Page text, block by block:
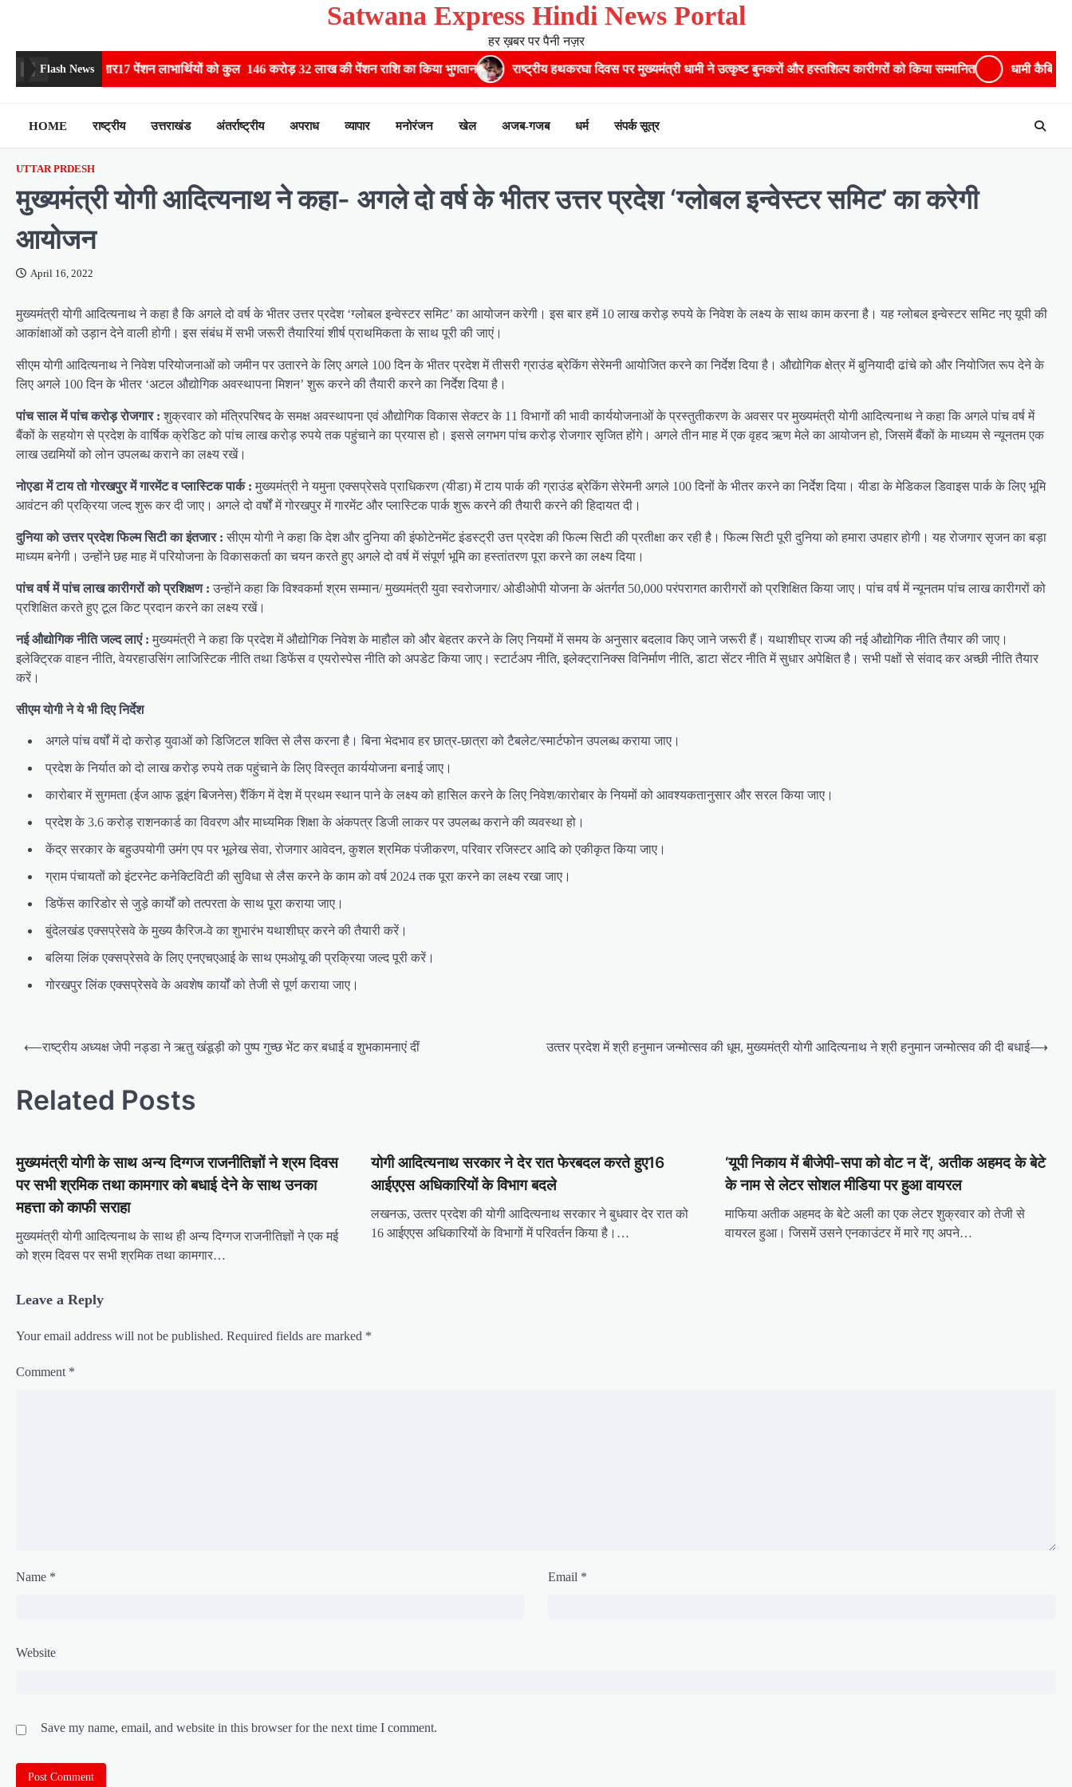
Satwana Express Hindi News Portal
हर ख़बर पर पैनी नज़र
Flash News
लाख 87 हजार17 पेंशन लाभार्थियों को कुल 146 करोड़ 32 लाख की पेंशन राशि का किया भुगतान राष्ट्रीय हथकरघा दिवस पर मुख्यमंत्री धामी ने उत्कृष्ट बुनकरों और हस्तशिल्प कारीगरों को किया सम्मानित ​धामी कैबिनेट का बड़ा
HOME राष्ट्रीय उत्तराखंड अंतर्राष्ट्रीय अपराध व्यापार मनोरंजन खेल अजब-गजब धर्म संपर्क सूत्र
UTTAR PRDESH
मुख्यमंत्री योगी आदित्यनाथ ने कहा- अगले दो वर्ष के भीतर उत्तर प्रदेश ‘ग्लोबल इन्वेस्टर समिट’ का करेगी
आयोजन
April 16, 2022
मुख्यमंत्री योगी आदित्यनाथ ने कहा है कि अगले दो वर्ष के भीतर उत्तर प्रदेश ‘ग्लोबल इन्वेस्टर समिट’ का आयोजन करेगी। इस बार हमें 10 लाख करोड़ रुपये के निवेश के लक्ष्य के साथ काम करना है। यह ग्लोबल इन्वेस्टर समिट नए यूपी की
आकांक्षाओं को उड़ान देने वाली होगी। इस संबंध में सभी जरूरी तैयारियां शीर्ष प्राथमिकता के साथ पूरी की जाएं।
सीएम योगी आदित्यनाथ ने निवेश परियोजनाओं को जमीन पर उतारने के लिए अगले 100 दिन के भीतर प्रदेश में तीसरी ग्राउंड ब्रेकिंग सेरेमनी आयोजित करने का निर्देश दिया है। औद्योगिक क्षेत्र में बुनियादी ढांचे को और नियोजित रूप देने के
लिए अगले 100 दिन के भीतर ‘अटल औद्योगिक अवस्थापना मिशन’ शुरू करने की तैयारी करने का निर्देश दिया है।
पांच साल में पांच करोड़ रोजगार :शुक्रवार को मंत्रिपरिषद के समक्ष अवस्थापना एवं औद्योगिक विकास सेक्टर के 11 विभागों की भावी कार्ययोजनाओं के प्रस्तुतीकरण के अवसर पर मुख्यमंत्री योगी आदित्यनाथ ने कहा कि अगले पांच वर्ष में
बैंकों के सहयोग से प्रदेश के वार्षिक क्रेडिट को पांच लाख करोड़ रुपये तक पहुंचाने का प्रयास हो। इससे लगभग पांच करोड़ रोजगार सृजित होंगे। अगले तीन माह में एक वृहद ऋण मेले का आयोजन हो, जिसमें बैंकों के माध्यम से न्यूनतम एक
लाख उद्यमियों को लोन उपलब्ध कराने का लक्ष्य रखें।
नोएडा में टाय तो गोरखपुर में गारमेंट व प्लास्टिक पार्क :मुख्यमंत्री ने यमुना एक्सप्रेसवे प्राधिकरण (यीडा) में टाय पार्क की ग्राउंड ब्रेकिंग सेरेमनी अगले 100 दिनों के भीतर करने का निर्देश दिया। यीडा के मेडिकल डिवाइस पार्क के लिए भूमि
आवंटन की प्रक्रिया जल्द शुरू कर दी जाए। अगले दो वर्षों में गोरखपुर में गारमेंट और प्लास्टिक पार्क शुरू करने की तैयारी करने की हिदायत दी।
दुनिया को उत्तर प्रदेश फिल्म सिटी का इंतजार :सीएम योगी ने कहा कि देश और दुनिया की इंफोटेनमेंट इंडस्ट्री उत्त प्रदेश की फिल्म सिटी की प्रतीक्षा कर रही है। फिल्म सिटी पूरी दुनिया को हमारा उपहार होगी। यह रोजगार सृजन का बड़ा
माध्यम बनेगी। उन्होंने छह माह में परियोजना के विकासकर्ता का चयन करते हुए अगले दो वर्ष में संपूर्ण भूमि का हस्तांतरण पूरा करने का लक्ष्य दिया।
पांच वर्ष में पांच लाख कारीगरों को प्रशिक्षण :उन्होंने कहा कि विश्वकर्मा श्रम सम्मान/ मुख्यमंत्री युवा स्वरोजगार/ ओडीओपी योजना के अंतर्गत 50,000 परंपरागत कारीगरों को प्रशिक्षित किया जाए। पांच वर्ष में न्यूनतम पांच लाख कारीगरों को
प्रशिक्षित करते हुए टूल किट प्रदान करने का लक्ष्य रखें।
नई औद्योगिक नीति जल्द लाएं :मुख्यमंत्री ने कहा कि प्रदेश में औद्योगिक निवेश के माहौल को और बेहतर करने के लिए नियमों में समय के अनुसार बदलाव किए जाने जरूरी हैं। यथाशीघ्र राज्य की नई औद्योगिक नीति तैयार की जाए।
इलेक्ट्रिक वाहन नीति, वेयरहाउसिंग लाजिस्टिक नीति तथा डिफेंस व एयरोस्पेस नीति को अपडेट किया जाए। स्टार्टअप नीति, इलेक्ट्रानिक्स विनिर्माण नीति, डाटा सेंटर नीति में सुधार अपेक्षित है। सभी पक्षों से संवाद कर अच्छी नीति तैयार
करें।
सीएम योगी ने ये भी दिए निर्देश
अगले पांच वर्षों में दो करोड़ युवाओं को डिजिटल शक्ति से लैस करना है। बिना भेदभाव हर छात्र-छात्रा को टैबलेट/स्मार्टफोन उपलब्ध कराया जाए।
प्रदेश के निर्यात को दो लाख करोड़ रुपये तक पहुंचाने के लिए विस्तृत कार्ययोजना बनाई जाए।
कारोबार में सुगमता (ईज आफ डूइंग बिजनेस) रैंकिंग में देश में प्रथम स्थान पाने के लक्ष्य को हासिल करने के लिए निवेश/कारोबार के नियमों को आवश्यकतानुसार और सरल किया जाए।
प्रदेश के 3.6 करोड़ राशनकार्ड का विवरण और माध्यमिक शिक्षा के अंकपत्र डिजी लाकर पर उपलब्ध कराने की व्यवस्था हो।
केंद्र सरकार के बहुउपयोगी उमंग एप पर भूलेख सेवा, रोजगार आवेदन, कुशल श्रमिक पंजीकरण, परिवार रजिस्टर आदि को एकीकृत किया जाए।
ग्राम पंचायतों को इंटरनेट कनेक्टिविटी की सुविधा से लैस करने के काम को वर्ष 2024 तक पूरा करने का लक्ष्य रखा जाए।
डिफेंस कारिडोर से जुड़े कार्यों को तत्परता के साथ पूरा कराया जाए।
बुंदेलखंड एक्सप्रेसवे के मुख्य कैरिज-वे का शुभारंभ यथाशीघ्र करने की तैयारी करें।
बलिया लिंक एक्सप्रेसवे के लिए एनएचएआई के साथ एमओयू की प्रक्रिया जल्द पूरी करें।
गोरखपुर लिंक एक्सप्रेसवे के अवशेष कार्यों को तेजी से पूर्ण कराया जाए।
s
t
a
v
i
g
a
o
n
⟵राष्ट्रीय अध्यक्ष जेपी नड्डा ने ऋतु खंडूड़ी को पुष्प गुच्छ भेंट कर बधाई व शुभकामनाएं दीं उत्‍तर प्रदेश में श्री हनुमान जन्‍मोत्‍सव की धूम, मुख्‍यमंत्री योगी आद‍ित्‍यनाथ ने श्री हनुमान जन्‍मोत्‍सव की दी बधाई⟶
Related Posts
मुख्यमंत्री योगी के साथ अन्य दिग्गज राजनीतिज्ञों ने श्रम दिवस
पर सभी श्रमिक तथा कामगार को बधाई देने के साथ उनका
महत्ता को काफी सराहा
मुख्यमंत्री योगी आदित्यनाथ के साथ ही अन्य दिग्गज राजनीतिज्ञों ने एक मई
को श्रम दिवस पर सभी श्रमिक तथा कामगार…
योगी आद‍ित्‍यनाथ सरकार ने देर रात फेरबदल करते हुए16
आईएएस अध‍िकार‍ियों के व‍िभाग बदले
लखनऊ, उत्‍तर प्रदेश की योगी आद‍ित्‍यनाथ सरकार ने बुधवार देर रात को
16 आईएएस अध‍िकार‍ियों के व‍िभागों में पर‍िवर्तन क‍िया है।…
‘यूपी निकाय में बीजेपी-सपा को वोट न दें’, अतीक अहमद के बेटे
के नाम से लेटर सोशल मीडिया पर हुआ वायरल
माफिया अतीक अहमद के बेटे अली का एक लेटर शुक्रवार को तेजी से
वायरल हुआ। जिसमें उसने एनकाउंटर में मारे गए अपने…
Leave a Reply
Your email address will not be published. Required fields are marked *
Comment *
Name * Email *
Website
Save my name, email, and website in this browser for the next time I comment.